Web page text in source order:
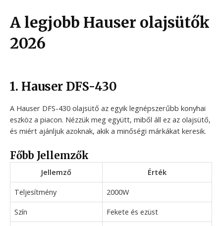
A legjobb Hauser olajsütők
2026
1. Hauser DFS-430
A Hauser DFS-430 olajsütő az egyik legnépszerűbb konyhai
eszköz a piacon. Nézzük meg együtt, miből áll ez az olajsütő,
és miért ajánljuk azoknak, akik a minőségi márkákat keresik.
Főbb Jellemzők
Jellemző
Érték
Teljesítmény
2000W
Szín
Fekete és ezüst